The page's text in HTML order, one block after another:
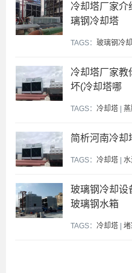
冷却塔厂家介
璃钢冷却塔
TAGS： 玻璃钢冷
冷却塔厂家教
坏(冷却塔哪
TAGS： 冷却塔 |
简析河南冷却
TAGS： 冷却塔 | 水
玻璃钢冷却设
玻璃钢水箱
TAGS： 冷却塔 |